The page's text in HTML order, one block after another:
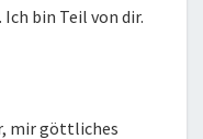
bin Teil von dir.
mir göttliches